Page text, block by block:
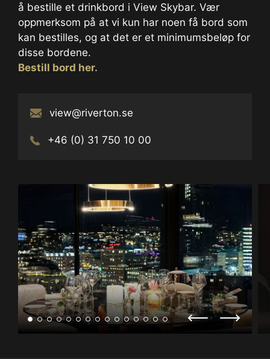
å bestille et drinkbord i View Skybar. Vær
oppmerksom på at vi kun har noen få bord som
kan bestilles, og at det er et minimumsbeløp for
disse bordene.
Bestill bord her.
view@riverton.se
+46 (0) 31 750 10 00